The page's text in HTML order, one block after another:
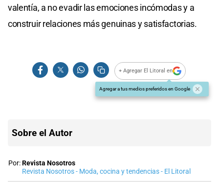
valentía, a no evadir las emociones incómodas y a
construir relaciones más genuinas y satisfactorias.
+ Agregar El Litoral en
Agregar a tus medios preferidos en Google
Sobre el Autor
Por:Revista Nosotros
Revista Nosotros - Moda, cocina y tendencias - El Litoral